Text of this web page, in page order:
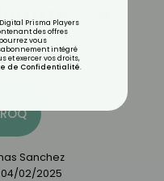
: ce
Sanchez
04/02/2025
Prisma Players
des offres
vous
intégré
et exercer vos droits,
de Confidentialité.